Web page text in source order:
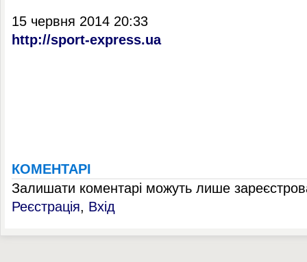
15 червня 2014 20:33
http://sport-express.ua
КОМЕНТАРІ
Залишати коментарі можуть лише
Реєстрація, Вхід